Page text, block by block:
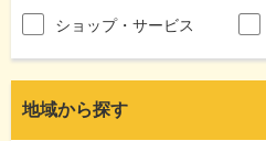
ショップ・サービス
地域から探す